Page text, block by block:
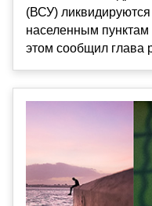
(ВСУ)
населенным пунктам
этом сообщил глава